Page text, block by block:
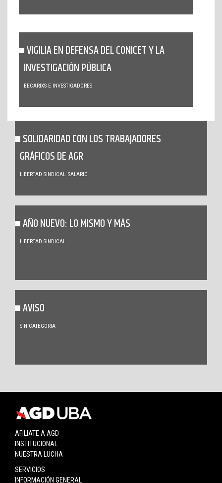
VIGILIA EN DEFENSA DEL CONICET Y LA
INVESTIGACIÓN PÚBLICA
BECARIXS E INVESTIGADORES
SOLIDARIDAD CON LOS TRABAJADORES
GRÁFICOS DE AGR
LIBERTAD SINDICAL SALARIO
AÑO NUEVO: LO MISMO Y MÁS
LIBERTAD SINDICAL
AVISO
SIN CATEGORIA
AFILIATE A AGD
INSTITUCIONAL
NUESTRA LUCHA
SERVICIOS
INFORMACIÓN GENERAL